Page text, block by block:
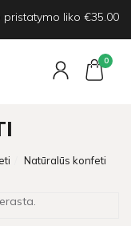
liko €35.00
0
Natūralūs konfeti